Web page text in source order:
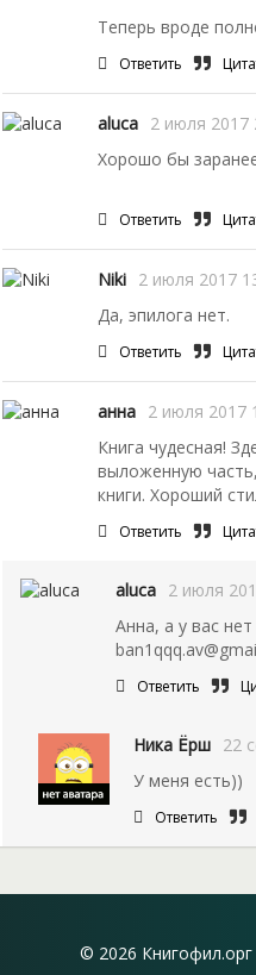
Теперь вроде
Ответить
aluca 2 июля 2017
Хорошо бы
Ответить
Niki 2 июля 2017
Да, эпилога нет.
Ответить
анна 2 июля 2017
Книга чудесная!
выложенную
книги. Хороший
Ответить
aluca 2 июля
Анна, а у вас
Ответить
Ника Ёрш 22
У меня есть))
Ответить
© 2026